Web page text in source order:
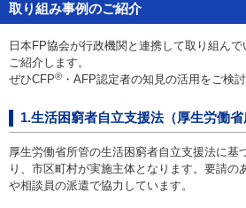
法人・行政機関の方へ
学校関係者の方へ
報道・メディア関係者の方へ
取り組み事例のご紹介
日本FP協会が行政機関と連携して取り組ん
ご紹介します。
ぜひCFP® ・AFP認定者の知見の活用をご検討
1.生活困窮者自立支援法（厚生労働省
厚生労働省所管の生活困窮者自立支援法に基
り、市区町村が実施主体となります。要請の
や相談員の派遣で協力しています。